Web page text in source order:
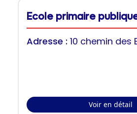
Ecole primaire
Adresse : 10 chemin des
Voir en détail